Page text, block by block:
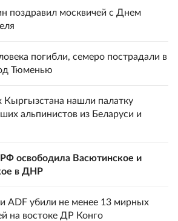
поздравил москвичей с Днем
погибли, семеро пострадали в
Тюменью
Кыргызстана нашли палатку
альпинистов из Беларуси и
освободила Васютинское и
в ДНР
ADF убили не менее 13 мирных
на востоке ДР Конго